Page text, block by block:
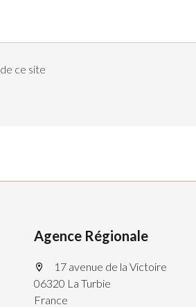
de ce site
Agence Régionale
17 avenue de la Victoire
06320 La Turbie
France